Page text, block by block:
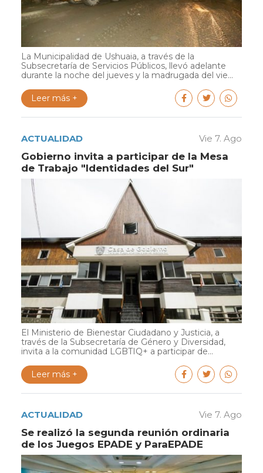
La Municipalidad de Ushuaia, a través de la
Subsecretaría de Servicios Públicos, llevó adelante
durante la noche del jueves y la madrugada del vie...
Leer más +
ACTUALIDAD Vie 7. Ago
Gobierno invita a participar de la Mesa
de Trabajo "Identidades del Sur"
El Ministerio de Bienestar Ciudadano y Justicia, a
través de la Subsecretaría de Género y Diversidad,
invita a la comunidad LGBTIQ+ a participar de...
Leer más +
ACTUALIDAD Vie 7. Ago
Se realizó la segunda reunión ordinaria
de los Juegos EPADE y ParaEPADE